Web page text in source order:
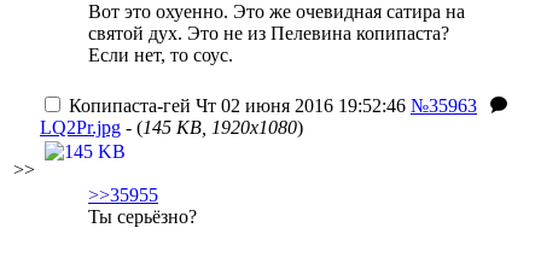
Вот это охуенно. Это же очевидная сатира на
святой дух. Это не из Пелевина копипаста?
Если нет, то соус.
>>
Копипаста-гей Чт 02 июня 2016 19:52:46 №35963
LQ2Pr.jpg - (145 KB, 1920x1080)
>>35955
Ты серьёзно?